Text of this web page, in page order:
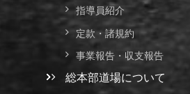
指導員紹介
定款・諸規約
事業報告・収支報告
総本部道場について